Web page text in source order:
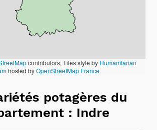
contributors, Tiles style by Humanitarian
hosted byOpenStreetMap France
potagères du
: Indre